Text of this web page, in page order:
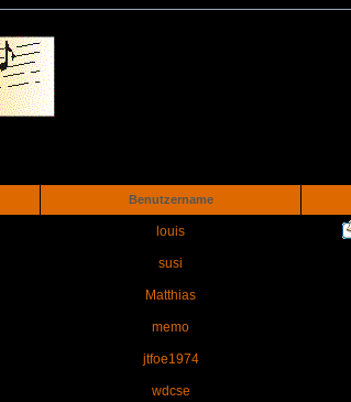
Benutzername
louis
susi
Matthias
memo
jtfoe1974
wdcse